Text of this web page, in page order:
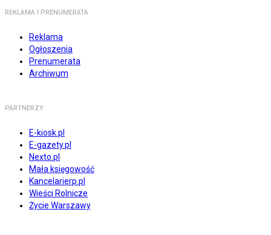
REKLAMA I PRENUMERATA
Reklama
Ogłoszenia
Prenumerata
Archiwum
PARTNERZY
E-kiosk.pl
E-gazety.pl
Nexto.pl
Mała księgowość
Kancelarierp.pl
Wieści Rolnicze
Życie Warszawy